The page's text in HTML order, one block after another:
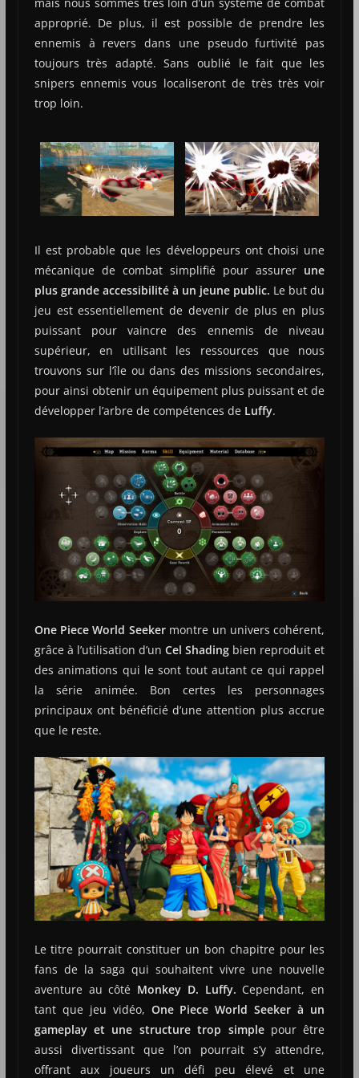
approprié. De plus, il est possible de prendre les
ennemis à revers dans une pseudo furtivité pas
toujours très adapté. Sans oublié le fait que les
snipers ennemis vous localiseront de très très voir
trop loin.
Il est probable que les développeurs ont choisi une
mécanique de combat simplifié pour assurer une
plus grande accessibilité à un jeune public. Le but du
jeu est essentiellement de devenir de plus en plus
puissant pour vaincre des ennemis de niveau
supérieur, en utilisant les ressources que nous
trouvons sur l’île ou dans des missions secondaires,
pour ainsi obtenir un équipement plus puissant et de
développer l’arbre de compétences de Luffy.
One Piece World Seekermontre un univers cohérent,
grâce à l’utilisation d’un Cel Shading bien reproduit et
des animations qui le sont tout autant ce qui rappel
la série animée. Bon certes les personnages
principaux ont bénéficié d’une attention plus accrue
que le reste.
Le titre pourrait constituer un bon chapitre pour les
fans de la saga qui souhaitent vivre une nouvelle
aventure au côté Monkey D. Luffy. Cependant, en
tant que jeu vidéo, One Piece WorldSeeker à un
gameplay et une structure trop simplepour être
aussi divertissant que l’on pourrait s’y attendre,
offrant aux joueurs un défi peu élevé et une